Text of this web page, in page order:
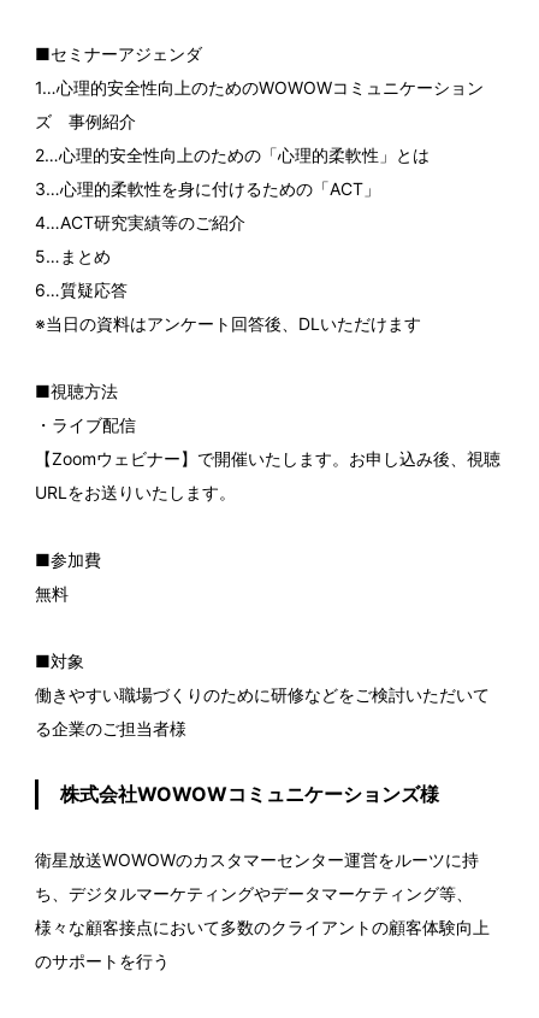
■セミナーアジェンダ
1…心理的安全性向上のためのWOWOWコミュニケーション
ズ 事例紹介
2…心理的安全性向上のための「心理的柔軟性」とは
3…心理的柔軟性を身に付けるための「ACT」
4…ACT研究実績等のご紹介
5…まとめ
6…質疑応答
※当日の資料はアンケート回答後、DLいただけます
■視聴方法
・ライブ配信
【Zoomウェビナー】で開催いたします。お申し込み後、視聴
URLをお送りいたします。
■参加費
無料
■対象
働きやすい職場づくりのために研修などをご検討いただいて
る企業のご担当者様
株式会社WOWOWコミュニケーションズ様
衛星放送WOWOWのカスタマーセンター運営をルーツに持
ち、デジタルマーケティングやデータマーケティング等、
様々な顧客接点において多数のクライアントの顧客体験向上
のサポートを行う